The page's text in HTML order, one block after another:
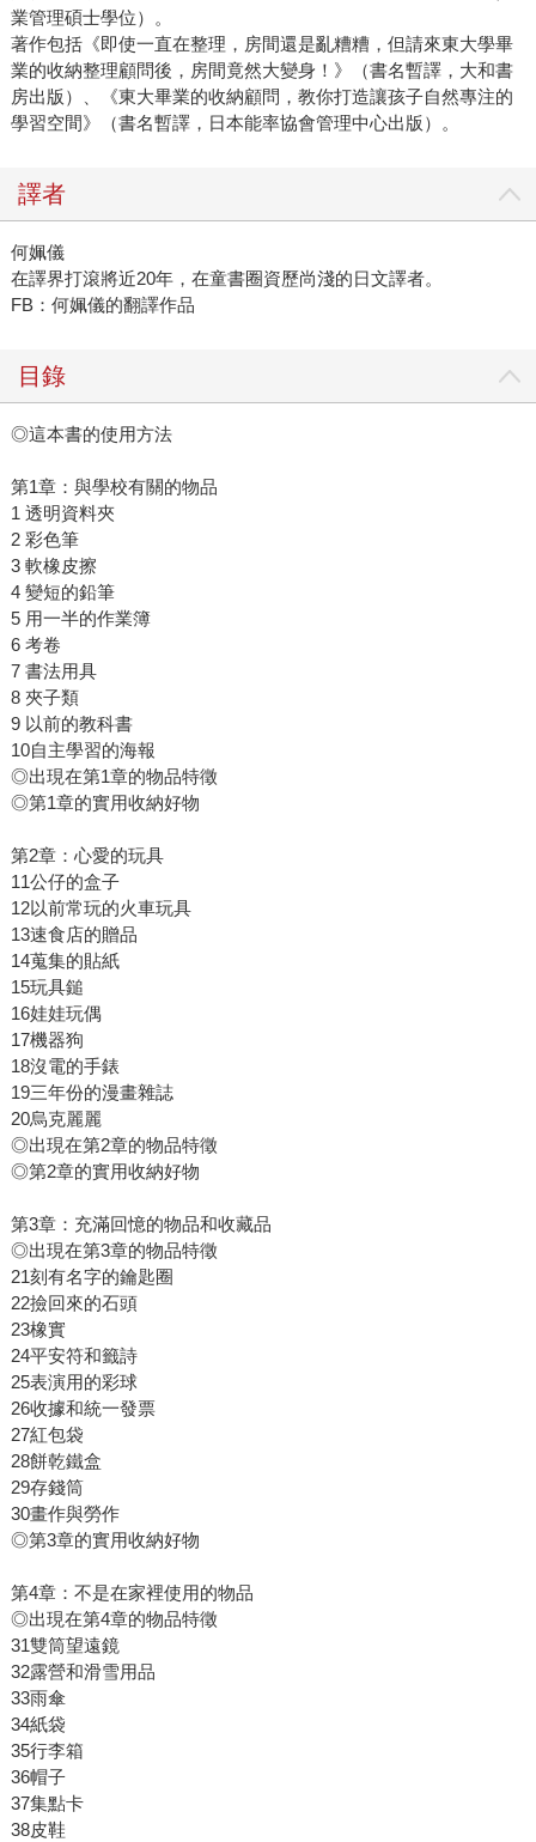
業管理碩士學位）。
著作包括《即使一直在整理，房間還是亂糟糟，但請來東大學畢
業的收納整理顧問後，房間竟然大變身！》（書名暫譯，大和書
房出版）、《東大畢業的收納顧問，教你打造讓孩子自然專注的
學習空間》（書名暫譯，日本能率協會管理中心出版）。
譯者
何姵儀
在譯界打滾將近20年，在童書圈資歷尚淺的日文譯者。
FB：何姵儀的翻譯作品
目錄
◎這本書的使用方法
第1章：與學校有關的物品
1 透明資料夾
2 彩色筆
3 軟橡皮擦
4 變短的鉛筆
5 用一半的作業簿
6 考卷
7 書法用具
8 夾子類
9 以前的教科書
10自主學習的海報
◎出現在第1章的物品特徵
◎第1章的實用收納好物
第2章：心愛的玩具
11公仔的盒子
12以前常玩的火車玩具
13速食店的贈品
14蒐集的貼紙
15玩具鎚
16娃娃玩偶
17機器狗
18沒電的手錶
19三年份的漫畫雜誌
20烏克麗麗
◎出現在第2章的物品特徵
◎第2章的實用收納好物
第3章：充滿回憶的物品和收藏品
◎出現在第3章的物品特徵
21刻有名字的鑰匙圈
22撿回來的石頭
23橡實
24平安符和籤詩
25表演用的彩球
26收據和統一發票
27紅包袋
28餅乾鐵盒
29存錢筒
30畫作與勞作
◎第3章的實用收納好物
第4章：不是在家裡使用的物品
◎出現在第4章的物品特徵
31雙筒望遠鏡
32露營和滑雪用品
33雨傘
34紙袋
35行李箱
36帽子
37集點卡
38皮鞋